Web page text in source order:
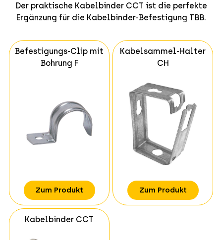
Der praktische Kabelbinder CCT ist die perfekte
Ergänzung für die Kabelbinder-Befestigung TBB.
Befestigungs-Clip mit
Bohrung F
Zum Produkt
Kabelsammel-Halter
CH
Zum Produkt
Kabelbinder CCT